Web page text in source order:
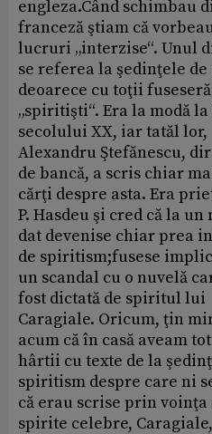
engleza.Când schimbau
franceză ştiam că
lucruri „interzise“. Unul
se referea la şedinţele
deoarece cu toţii
„spiritişti“. Era la modă
secolului XX, iar tatăl lor,
Alexandru Ştefănescu,
de bancă, a scris chiar
cărţi despre asta. Era
P. Hasdeu şi cred că la un
dat devenise chiar prea
de spiritism;fusese
un scandal cu o nuvelă
fost dictată de spiritul lui
Caragiale. Oricum, ţin
acum că în casă aveam
hârtii cu texte de la
spiritism despre care ni
că erau scrise prin
spirite celebre, Caragiale,